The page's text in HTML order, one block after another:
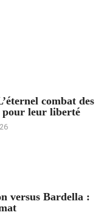
combat des
pour leur liberté
versus Bardella :